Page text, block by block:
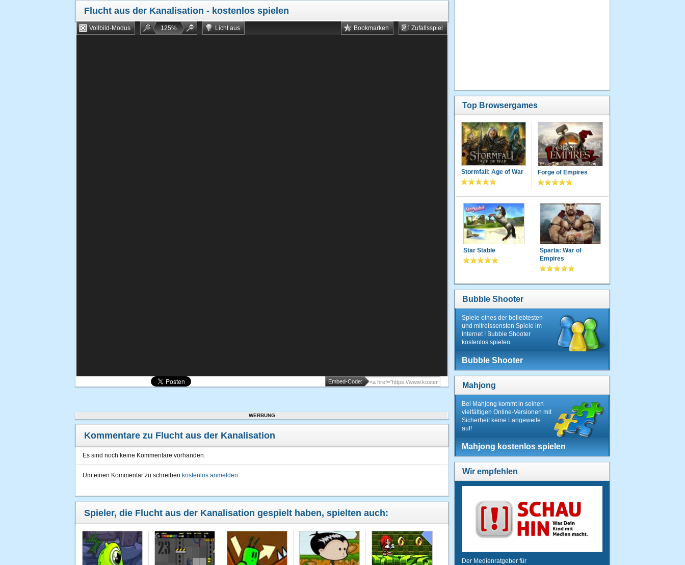
Flucht aus der Kanalisation - kostenlos spielen
Vollbild-Modus 125% Licht aus Zufallsspiel
Bookmarken
Embed-Code:
WERBUNG
Kommentare zu Flucht aus der Kanalisation
Es sind noch keine Kommentare vorhanden.
Um einen Kommentar zu schreiben kostenlos anmelden.
Spieler, die Flucht aus der Kanalisation gespielt haben, spielten auch:
Top Browsergames
Stormfall: Age of War Forge of Empires
Star Stable
Sparta: War of
Empires
Bubble Shooter
Spiele eines der beliebtesten
und mitreissensten Spiele im
Internet ! Bubble Shooter
kostenlos spielen.
Bubble Shooter
Mahjong
Bei Mahjong kommt in seinen
vielfältigen Online-Versionen mit
Sicherheit keine Langeweile
auf!
Mahjong kostenlos spielen
Wir empfehlen
Der Medienratgeber für